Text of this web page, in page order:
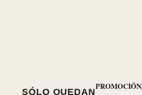
SÓLO QUEDAN
PROMOCIÓN